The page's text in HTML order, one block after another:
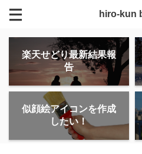
hiro-kun
楽天せどり最新結果報
告
似顔絵アイコンを作成
したい！